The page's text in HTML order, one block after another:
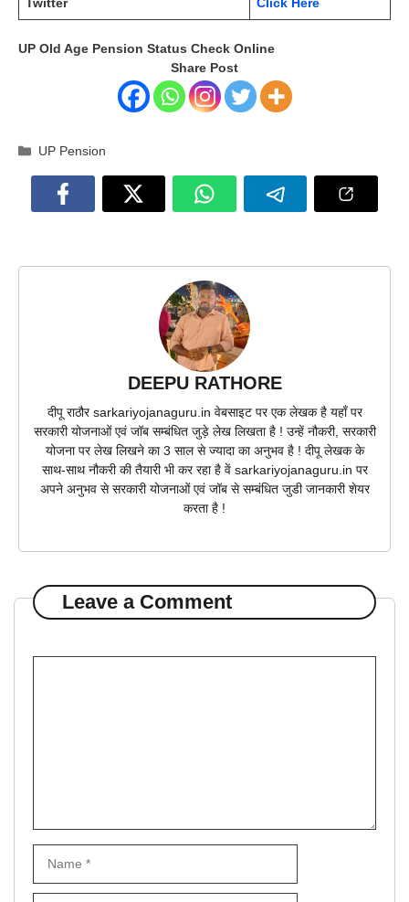
Twitter Click Here
UP Old Age Pension Status Check Online
Share Post
Categories
UP Pension
DEEPU RATHORE
दीपू राठौर sarkariyojanaguru.in वेबसाइट पर एक लेखक है यहाँ पर
सरकारी योजनाओं एवं जॉब सम्बंधित जुड़े लेख लिखता है ! उन्हें नौकरी, सरकारी
योजना पर लेख लिखने का 3 साल से ज्यादा का अनुभव है ! दीपू लेखक के
साथ-साथ नौकरी की तैयारी भी कर रहा है वें sarkariyojanaguru.in पर
अपने अनुभव से सरकारी योजनाओं एवं जॉब से सम्बंधित जुडी जानकारी शेयर
करता है !
Leave a Comment